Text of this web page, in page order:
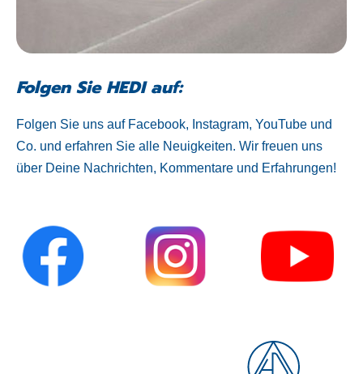
Folgen Sie HEDI auf:
Folgen Sie uns auf Facebook, Instagram, YouTube und
Co. und erfahren Sie alle Neuigkeiten. Wir freuen uns
über Deine Nachrichten, Kommentare und Erfahrungen!